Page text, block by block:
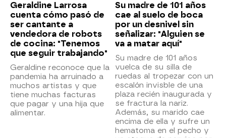
Geraldine Larrosa
cuenta cómo pasó de
ser cantante a
vendedora de robots
de cocina: "Tenemos
que seguir trabajando"
Geraldine reconoce que la
pandemia ha arruinado a
muchos artistas y que
tiene muchas facturas
que pagar y una hija que
alimentar.
Su madre de 101 años
cae al suelo de boca
por un desnivel sin
señalizar: "Alguien se
va a matar aquí"
Su madre de 101 años
vuelca de su silla de
ruedas al tropezar con un
escalón invisble de una
plaza recién inaugurada y
se fractura la nariz.
Además, su marido cae
encima de ella y sufre un
hematoma en el pecho y